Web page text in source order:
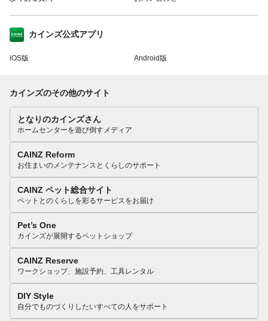
カインズ公式アプリ
iOS版 Android版
カインズのその他のサイト
となりのカインズさん
ホームセンターを遊び倒すメディア
CAINZ Reform
お住まいのメンテナンスとくらしのサポート
CAINZ ペット総合サイト
ペットとのくらしを彩るサービスをお届け
Pet’s One
カインズが展開するペットショップ
CAINZ Reserve
ワークショップ、施設予約、工具レンタル
DIY Style
自分でものづくりしたいすべての人をサポート